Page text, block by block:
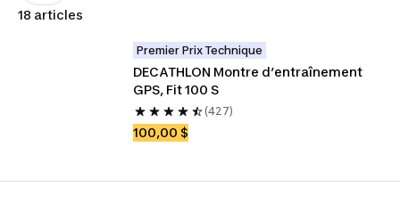
18 articles
Premier Prix Technique
DECATHLON Montre d’entraînement
GPS, Fit 100 S
(427)
100,00 $